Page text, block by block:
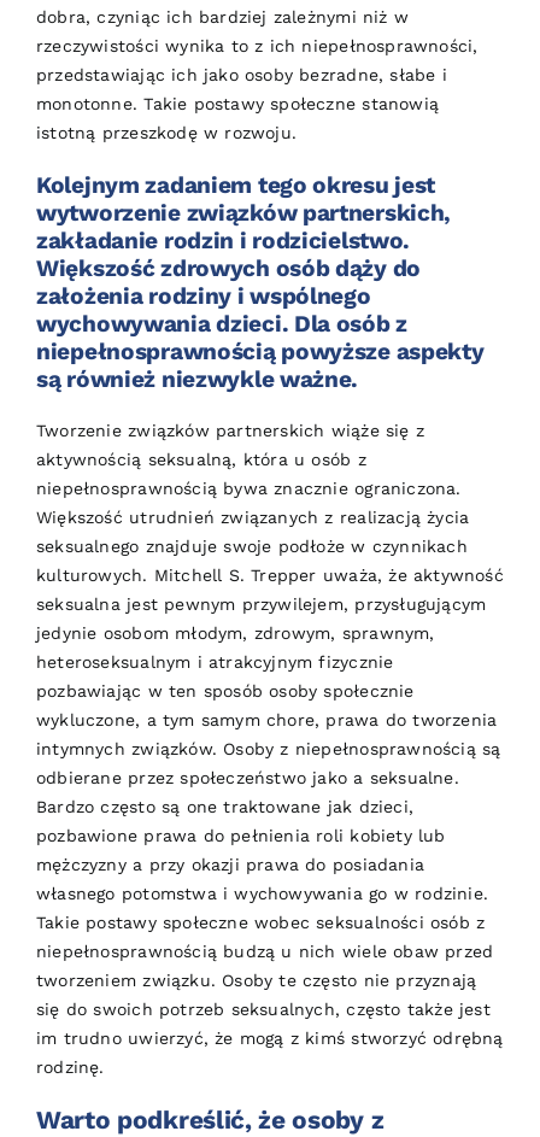
dobra, czyniąc ich bardziej zależnymi niż w
rzeczywistości wynika to z ich niepełnosprawności,
przedstawiając ich jako osoby bezradne, słabe i
monotonne. Takie postawy społeczne stanowią
istotną przeszkodę w rozwoju.
Kolejnym zadaniem tego okresu jest
wytworzenie związków partnerskich,
zakładanie rodzin i rodzicielstwo.
Większość zdrowych osób dąży do
założenia rodziny i wspólnego
wychowywania dzieci. Dla osób z
niepełnosprawnością powyższe aspekty
są również niezwykle ważne.
Tworzenie związków partnerskich wiąże się z
aktywnością seksualną, która u osób z
niepełnosprawnością bywa znacznie ograniczona.
Większość utrudnień związanych z realizacją życia
seksualnego znajduje swoje podłoże w czynnikach
kulturowych. Mitchell S. Trepper uważa, że aktywność
seksualna jest pewnym przywilejem, przysługującym
jedynie osobom młodym, zdrowym, sprawnym,
heteroseksualnym i atrakcyjnym fizycznie
pozbawiając w ten sposób osoby społecznie
wykluczone, a tym samym chore, prawa do tworzenia
intymnych związków. Osoby z niepełnosprawnością są
odbierane przez społeczeństwo jako a seksualne.
Bardzo często są one traktowane jak dzieci,
pozbawione prawa do pełnienia roli kobiety lub
mężczyzny a przy okazji prawa do posiadania
własnego potomstwa i wychowywania go w rodzinie.
Takie postawy społeczne wobec seksualności osób z
niepełnosprawnością budzą u nich wiele obaw przed
tworzeniem związku. Osoby te często nie przyznają
się do swoich potrzeb seksualnych, często także jest
im trudno uwierzyć, że mogą z kimś stworzyć odrębną
rodzinę.
Warto podkreślić, że osoby z